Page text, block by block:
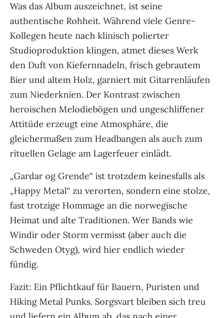
Was das Album auszeichnet, ist seine
authentische Rohheit. Während viele Genre-
Kollegen heute nach klinisch polierter
Studioproduktion klingen, atmet dieses Werk
den Duft von Kiefernnadeln, frisch gebrautem
Bier und altem Holz, garniert mit Gitarrenläufen
zum Niederknien. Der Kontrast zwischen
heroischen Melodiebögen und ungeschliffener
Attitüde erzeugt eine Atmosphäre, die
gleichermaßen zum Headbangen als auch zum
rituellen Gelage am Lagerfeuer einlädt.
„Gardar og Grende“ ist trotzdem keinesfalls als
„Happy Metal“ zu verorten, sondern eine stolze,
fast trotzige Hommage an die norwegische
Heimat und alte Traditionen. Wer Bands wie
Windir oder Storm vermisst (aber auch die
Schweden Otyg), wird hier endlich wieder
fündig.
Fazit: Ein Pflichtkauf für Bauern, Puristen und
Hiking Metal Punks. Sorgsvart bleiben sich treu